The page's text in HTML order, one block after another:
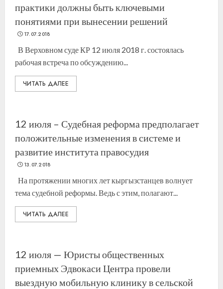
практики должны быть ключевыми
понятиями при вынесении решений
17.07.2018
В Верховном суде КР 12 июля 2018 г. состоялась
рабочая встреча по обсуждению...
ЧИТАТЬ ДАЛЕЕ
12 июля – Судебная реформа предполагает
положительные изменения в системе и
развитие института правосудия
13.07.2018
На протяжении многих лет кыргызстанцев волнует
тема судебной реформы. Ведь с этим, полагают...
ЧИТАТЬ ДАЛЕЕ
12 июля — Юристы общественных
приемных Эдвокаси Центра провели
выездную мобильную клинику в сельской